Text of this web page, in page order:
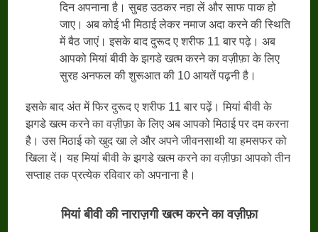
दिन अपनाना है। सुबह उठकर नहा लें और साफ पाक हो
जाए। अब कोई भी मिठाई लेकर नमाज अदा करने की स्थिति
में बैठ जाएं। इसके बाद दुरूद ए शरीफ 11 बार पढ़े। अब
आपको मियां बीवी के झगडे खत्म करने का वज़ीफ़ा के लिए
सुरह अनफल की शुरूआत की 10 आयतें पढ़नी है।
इसके बाद अंत में फिर दुरूद ए शरीफ 11 बार पढ़ें। मियां बीवी के
झगडे खत्म करने का वज़ीफ़ा के लिए अब आपको मिठाई पर दम करना
है। उस मिठाई को खुद खा ले और अपने जीवनसाथी या हमसफर को
खिला दें। यह मियां बीवी के झगडे खत्म करने का वज़ीफ़ा आपको तीन
सप्ताह तक प्रत्येक रविवार को अपनाना है।
मियां बीवी की नाराज़गी खत्म करने का वज़ीफ़ा